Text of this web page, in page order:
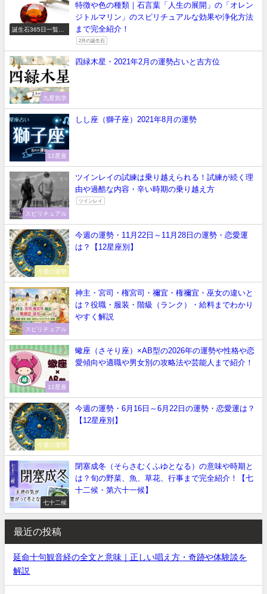
誕生石365日一覧
特徴や色の種類｜石言葉「人生の展開」の「オレン
ジトルマリン」のスピリチュアルな効果や浄化方法
まで完全紹介！
2月の誕生石
九星気学
四緑木星・2021年2月の運勢占いと吉方位
12星座
しし座（獅子座）2021年8月の運勢
スピリチュアル
ツインレイの試練は乗り越えられる！試練が続く理
由や過酷な内容・辛い時期の乗り越え方
ツインレイ
今週の運勢
今週の運勢・11月22日～11月28日の運勢・恋愛運
は？【12星座別】
スピリチュアル
神主・宮司・権宮司・禰宜・権禰宜・巫女の違いと
は？役職・服装・階級（ランク）・給料までわかり
やすく解説
12星座
蠍座（さそり座）×AB型の2026年の運勢や性格や恋
愛傾向や適職や男女別の攻略法や芸能人まで紹介！
今週の運勢
今週の運勢・6月16日～6月22日の運勢・恋愛運は？
【12星座別】
七十二候
閉塞成冬（そらさむくふゆとなる）の意味や時期と
は？旬の野菜、魚、草花、行事まで完全紹介！【七
十二候・第六十一候】
最近の投稿
延命十句観音経の全文と意味｜正しい唱え方・奇跡や体験談を
解説